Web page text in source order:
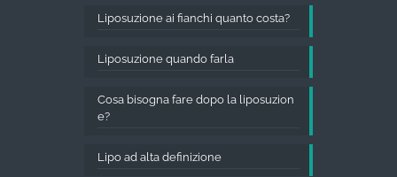
Liposuzione ai fianchi quanto costa?
Liposuzione quando farla
Cosa bisogna fare dopo la liposuzion
e?
Lipo ad alta definizione